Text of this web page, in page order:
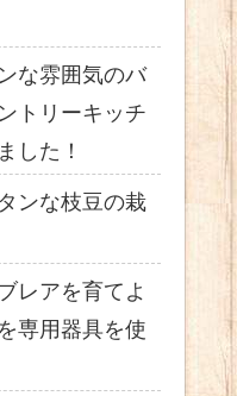
な雰囲気のバ
トリーキッチ
した！
ンな枝豆の栽
レアを育てよ
専用器具を使